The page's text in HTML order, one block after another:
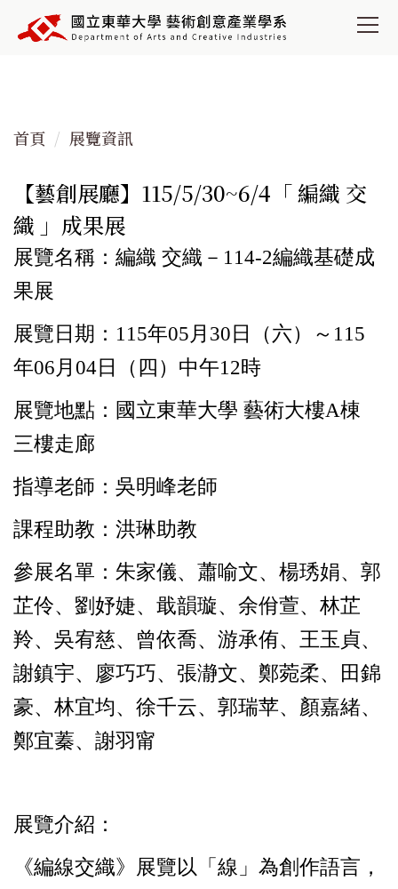
到
容
首頁 展覽資訊
【藝創展廳】115/5/30~6/4「 編織 交
織 」成果展
展覽名稱：編織 交織－114-2編織基礎成
果展
展覽日期：115年05月30日（六）～115
年06月04日（四）中午12時
展覽地點：國立東華大學 藝術大樓A棟
三樓走廊
指導老師：吳明峰老師
課程助教：洪琳助教
參展名單：朱家儀、蕭喻文、楊琇娟、郭
芷伶、劉妤婕、戢韻璇、余佾萱、林芷
羚、吳宥慈、曾依喬、游承侑、王玉貞、
謝鎮宇、廖巧巧、張瀞文、鄭菀柔、田錦
豪、林宜均、徐千云、郭瑞苹、顏嘉緒、
鄭宜蓁、謝羽甯
展覽介紹：
《編線交織》展覽以「線」為創作語言，